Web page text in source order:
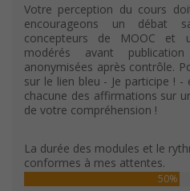
Votre perception du cours
encourageons un débat
concepteurs de MOOC et
modérés avant
anonymisées après contrôle.
sur le lien bleu - Je participe !
chacune des affirmations sur
de votre compréhension !
La durée des modules et le
conformes à mes attentes.
50%